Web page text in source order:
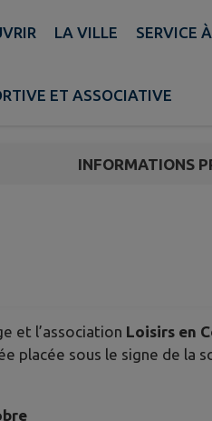
LA VILLE SERVICE
ET ASSOCIATIVE
INFORMATIONS
et l’association Loisirs en
placée sous le signe de la